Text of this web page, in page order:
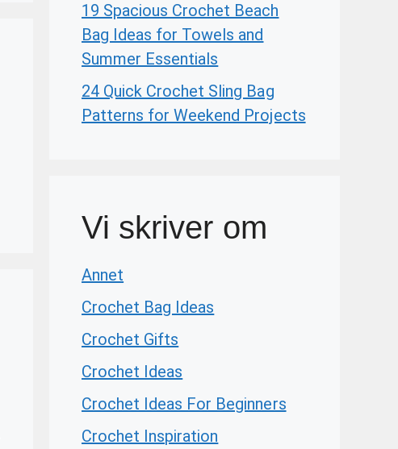
19 Spacious Crochet Beach
Bag Ideas for Towels and
Summer Essentials
24 Quick Crochet Sling Bag
Patterns for Weekend Projects
Vi skriver om
Annet
Crochet Bag Ideas
Crochet Gifts
Crochet Ideas
Crochet Ideas For Beginners
Crochet Inspiration